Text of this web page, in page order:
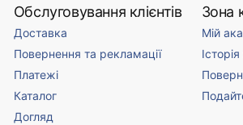
Обслуговування клієнтів
Доставка
Повернення та рекламації
Платежі
Каталог
Догляд
Зона
Мій